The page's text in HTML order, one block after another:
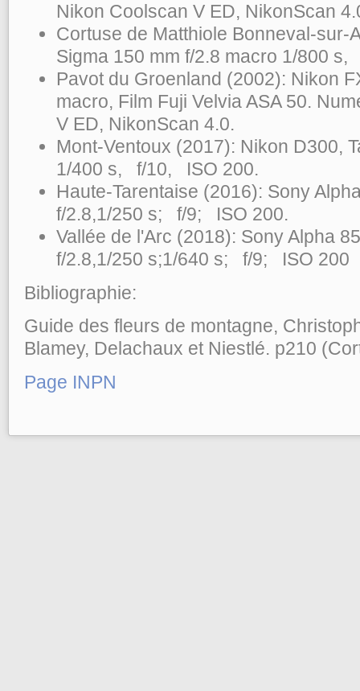
Nikon Coolscan V ED, NikonScan
Cortuse de Matthiole Bonneval-sur-
Sigma 150 mm f/2.8 macro 1/800
Pavot du Groenland (2002): Nikon
macro, Film Fuji Velvia ASA 50.
V ED, NikonScan 4.0.
Mont-Ventoux (2017): Nikon D300,
1/400 s, f/10, ISO 200.
Haute-Tarentaise (2016): Sony
f/2.8,1/250 s; f/9; ISO 200.
Vallée de l'Arc (2018): Sony Alpha
f/2.8,1/250 s;1/640 s; f/9; ISO 200
Bibliographie:
Guide des fleurs de montagne,
Blamey, Delachaux et Niestlé. p210
Page INPN